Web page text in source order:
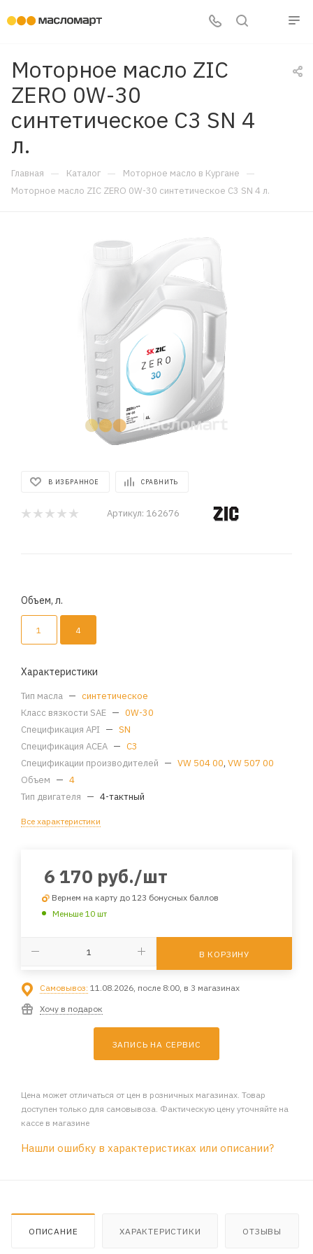
Моторное масло ZIC
ZERO 0W-30
синтетическое C3 SN 4
л.
Главная — Каталог — Моторное масло в Кургане —
Моторное масло ZIC ZERO 0W-30 синтетическое C3 SN 4 л.
В ИЗБРАННОЕ СРАВНИТЬ
Артикул: 162676
Объем, л.
1 4
Характеристики
Тип масла — синтетическое
Класс вязкости SAE — 0W-30
Спецификация API — SN
Спецификация ACEA — C3
Спецификации производителей — VW 504 00, VW 507 00
Объем — 4
Тип двигателя — 4-тактный
Все характеристики
6 170 руб./шт
Вернем на карту до 123 бонусных баллов
Меньше 10 шт
В КОРЗИНУ
Самовывоз: 11.08.2026, после 8:00, в 3 магазинах
Хочу в подарок
ЗАПИСЬ НА СЕРВИС
Цена может отличаться от цен в розничных магазинах. Товар
доступен только для самовывоза. Фактическую цену уточняйте на
кассе в магазине
Нашли ошибку в характеристиках или описании?
ОПИСАНИЕ ХАРАКТЕРИСТИКИ ОТЗЫВЫ